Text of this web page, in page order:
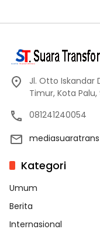
Jl. Otto Iskandar
Timur, Kota Palu,
081241240054
Kategori
Umum
Berita
Internasional